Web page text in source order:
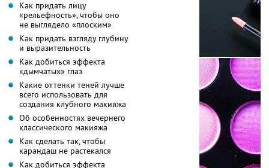
Как придать лицу
«рельефность», чтобы оно
не выглядело «плоским»
Как придать взгляду глубину
и выразительность
Как добиться эффекта
«дымчатых» глаз
Какие оттенки теней лучше
всего использовать для
создания клубного макияжа
Об особенностях вечернего
классического макияжа
Как сделать так, чтобы
карандаш не растекался
Как добиться эффекта